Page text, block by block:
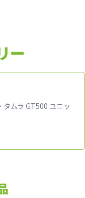
ー
タムラ GT500 ユニッ